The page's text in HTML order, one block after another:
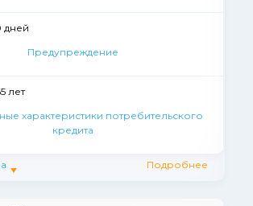
дней
Предупреждение
лет
характеристики потребительского
кредита
Подробнее